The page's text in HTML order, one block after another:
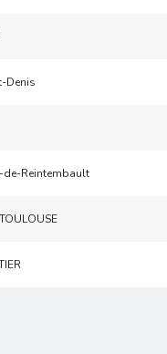
Denis
de-Reintembault